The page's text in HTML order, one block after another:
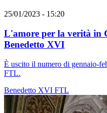
25/01/2023 - 15:20
L'amore per la verità in
Benedetto XVI
È uscito il numero di gennaio-
FTL.
Benedetto XVI FTL